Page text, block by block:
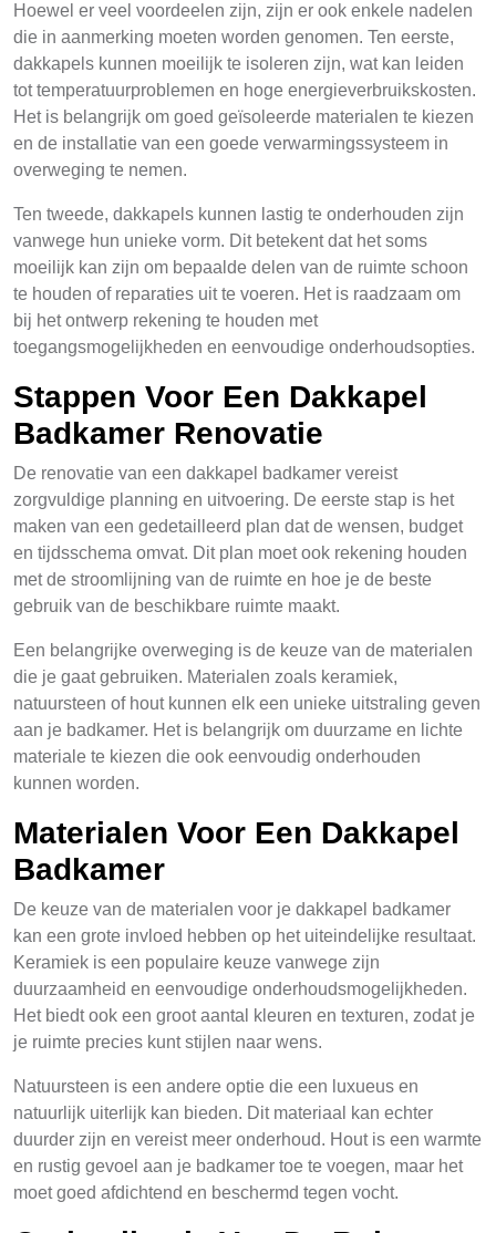
Hoewel er veel voordeelen zijn, zijn er ook enkele nadelen
die in aanmerking moeten worden genomen. Ten eerste,
dakkapels kunnen moeilijk te isoleren zijn, wat kan leiden
tot temperatuurproblemen en hoge energieverbruikskosten.
Het is belangrijk om goed geïsoleerde materialen te kiezen
en de installatie van een goede verwarmingssysteem in
overweging te nemen.
Ten tweede, dakkapels kunnen lastig te onderhouden zijn
vanwege hun unieke vorm. Dit betekent dat het soms
moeilijk kan zijn om bepaalde delen van de ruimte schoon
te houden of reparaties uit te voeren. Het is raadzaam om
bij het ontwerp rekening te houden met
toegangsmogelijkheden en eenvoudige onderhoudsopties.
Stappen Voor Een Dakkapel
Badkamer Renovatie
De renovatie van een dakkapel badkamer vereist
zorgvuldige planning en uitvoering. De eerste stap is het
maken van een gedetailleerd plan dat de wensen, budget
en tijdsschema omvat. Dit plan moet ook rekening houden
met de stroomlijning van de ruimte en hoe je de beste
gebruik van de beschikbare ruimte maakt.
Een belangrijke overweging is de keuze van de materialen
die je gaat gebruiken. Materialen zoals keramiek,
natuursteen of hout kunnen elk een unieke uitstraling geven
aan je badkamer. Het is belangrijk om duurzame en lichte
materiale te kiezen die ook eenvoudig onderhouden
kunnen worden.
Materialen Voor Een Dakkapel
Badkamer
De keuze van de materialen voor je dakkapel badkamer
kan een grote invloed hebben op het uiteindelijke resultaat.
Keramiek is een populaire keuze vanwege zijn
duurzaamheid en eenvoudige onderhoudsmogelijkheden.
Het biedt ook een groot aantal kleuren en texturen, zodat je
je ruimte precies kunt stijlen naar wens.
Natuursteen is een andere optie die een luxueus en
natuurlijk uiterlijk kan bieden. Dit materiaal kan echter
duurder zijn en vereist meer onderhoud. Hout is een warmte
en rustig gevoel aan je badkamer toe te voegen, maar het
moet goed afdichtend en beschermd tegen vocht.